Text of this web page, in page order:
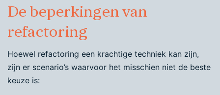
De beperkingen van
refactoring
Hoewel refactoring een krachtige techniek kan zijn,
zijn er scenario’s waarvoor het misschien niet de beste
keuze is: